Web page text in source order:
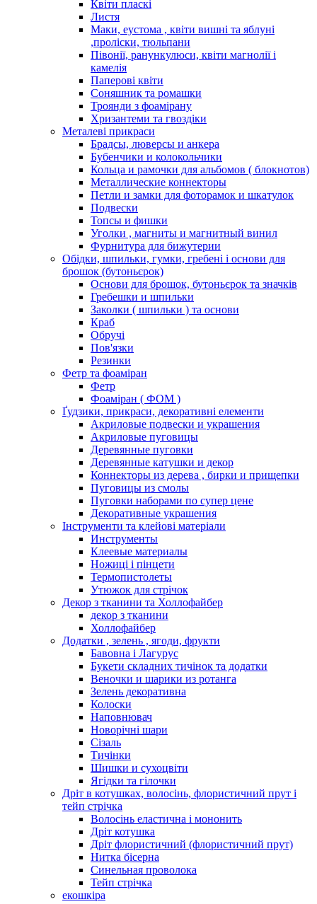
Квіти пласкі
Листя
Маки, еустома , квіти вишні та яблуні
,проліски, тюльпани
Півонії, ранункулюси, квіти магнолії і
камелія
Паперові квіти
Соняшник та ромашки
Троянди з фоамірану
Хризантеми та гвоздіки
Металеві прикраси
Брадсы, люверсы и анкера
Бубенчики и колокольчики
Кольца и рамочки для альбомов ( блокнотов)
Металлические коннекторы
Петли и замки для фоторамок и шкатулок
Подвески
Топсы и фишки
Уголки , магниты и магнитный винил
Фурнитура для бижутерии
Обідки, шпильки, гумки, гребені і основи для
брошок (бутоньєрок)
Основи для брошок, бутоньєрок та значків
Гребешки и шпильки
Заколки ( шпильки ) та основи
Краб
Обручі
Пов'язки
Резинки
Фетр та фоаміран
Фетр
Фоаміран ( ФОМ )
Ґудзики, прикраси, декоративні елементи
Акриловые подвески и украшения
Акриловые пуговицы
Деревянные пуговки
Деревянные катушки и декор
Коннекторы из дерева , бирки и прищепки
Пуговицы из смолы
Пуговки наборами по супер цене
Декоративные украшения
Інструменти та клейові матеріали
Инструменты
Клеевые материалы
Ножиці і пінцети
Термопистолеты
Утюжок для стрічок
Декор з тканини та Холлофайбер
декор з тканини
Холлофайбер
Додатки , зелень , ягоди, фрукти
Бавовна і Лагурус
Букети складних тичінок та додатки
Веночки и шарики из ротанга
Зелень декоративна
Колоски
Наповнювач
Новорічні шари
Сізаль
Тичінки
Шишки и сухоцвіти
Ягідки та гілочки
Дріт в котушках, волосінь, флористичний прут і
тейп стрічка
Волосінь еластична і мононить
Дріт котушка
Дріт флористичний (флористичний прут)
Нитка бісерна
Синельная проволока
Тейп стрічка
екошкіра